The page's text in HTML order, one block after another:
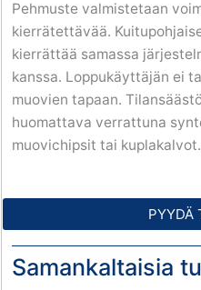
Pehmuste valmistetaan
kierrätettävää.
kierrättää samassa
kanssa. Loppukäyttäjän ei
muovien tapaan.
huomattava verrattuna
muovichipsit tai kuplakalvot.
PYYDÄ
Samankaltaisia